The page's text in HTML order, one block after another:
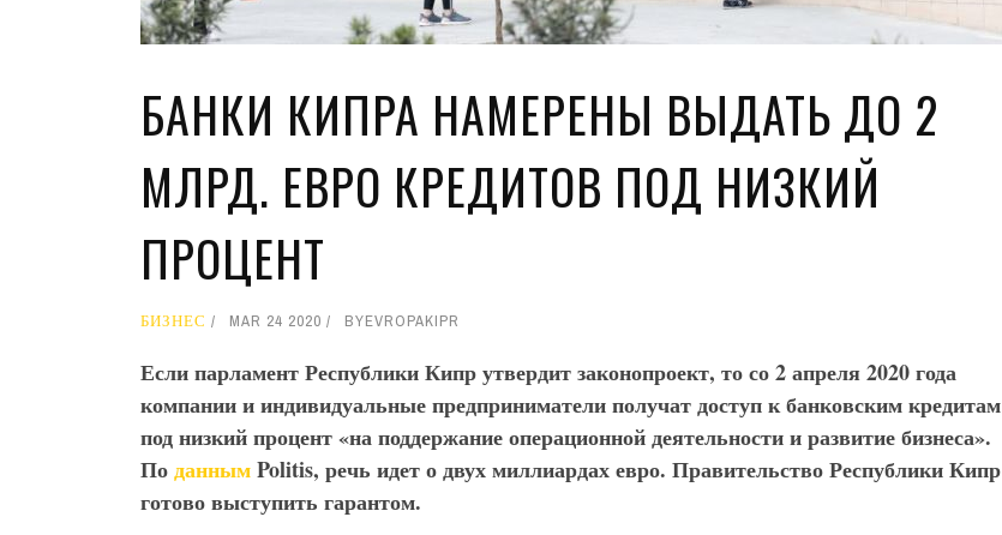
БАНКИ КИПРА НАМЕРЕНЫ ВЫДАТЬ ДО 2
МЛРД. ЕВРО КРЕДИТОВ ПОД НИЗКИЙ
ПРОЦЕНТ
БИЗНЕС MAR 24 2020 BYEVROPAKIPR
Если парламент Республики Кипр утвердит законопроект, то со 2 апреля 2020 года
компании и индивидуальные предприниматели получат доступ к банковским кредитам
под низкий процент «на поддержание операционной деятельности и развитие бизнеса».
ПоданнымPolitis, речь идет о двух миллиардах евро. Правительство Республики Кипр
готово выступить гарантом.